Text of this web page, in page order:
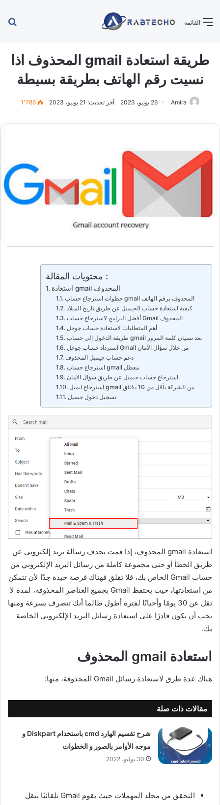
القائمة
طريقة استعادة gmail المحذوف اذا
نسيت رقم الهاتف بطريقة بسيطة
Amira 26 يونيو، 2023 آخر تحديث: 21 يونيو، 2023 1٬786
محتويات المقالة :
استعادة gmail المحذوف
خطوات استرجاع حساب gmail المحذوف برقم الهاتف
كيفية استعادة حساب الجيميل عن طريق تاريخ الميلاد
أفضل البرامج لاسترجاع حساب Gmail المحذوف
أهم المتطلبات لاستعادة حساب جوجل
طريقة الدخول إلى حساب gmail بعد نسيان كلمة المرور
استرداد حساب جوجل Gmail من خلال سؤال الأمان
دعم حساب جيميل المحذوف
استرجاع حساب gmail معطل
استرجاع حساب جيميل عن طريق سؤال الامان
استرجاع ايميل gmail من الشركة بأقل من 10 دقائق
تسجيل دخول جيميل
استعادة gmail المحذوف
، إذا قمت بحذف رسالة بريد إلكتروني عن
طريق الخطأ أو حتى مجموعة كاملة من رسائل البريد الإلكتروني من
حساب Gmail الخاص بك، فلا تقلق فهناك فرصة جيدة جدًا لأن تتمكن
من استعادتها،
حيث يحتفظ Gmail بجميع العناصر المحذوفة، لمدة لا
تقل عن 30 يومًا وأحيانًا لفترة أطول طالما أنك تتصرف بسرعة ومنها
يجب أن تكون قادرًا على استعادة رسائل البريد الإلكتروني الخاصة
بك.
استعادة gmail المحذوف
هناك عدة طرق لاستعادة رسائل Gmail المحذوفة، منها:
مقالات ذات صلة
شرح تقسيم الهارد cmd باستخدام Diskpart و
موجه الأوامر بالصور و الخطوات
30 يوليو، 2022
التحقق من مجلد المهملات حيث يقوم Gmail تلقائيًا بنقل